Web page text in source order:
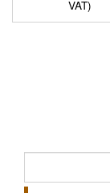
VAT)